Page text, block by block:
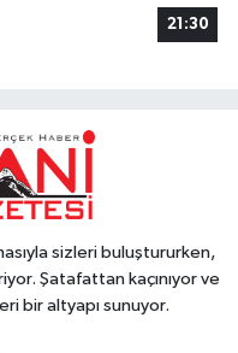
21:30
sizleri buluştururken,
Şatafattan kaçınıyor ve
bir altyapı sunuyor.